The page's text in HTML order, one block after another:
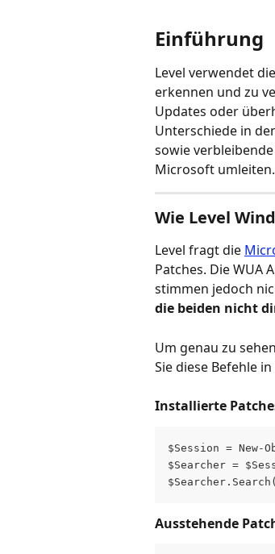
Einführung
Level verwendet
erkennen und zu
Updates oder
Unterschiede in
sowie
Microsoft umleiten.
Wie Level
Level fragt die
Patches. Die WUA
stimmen jedoch
die beiden nicht
Um genau zu
Sie diese Befehle
Installierte
$Session = New-
$Searcher =
Ausstehende